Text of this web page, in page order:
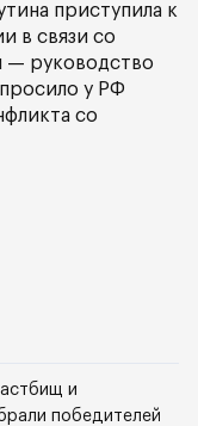
приступила к
в связи со
— руководство
у РФ
со
и
победителей